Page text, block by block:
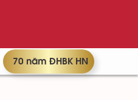
70 năm ĐHBK HN